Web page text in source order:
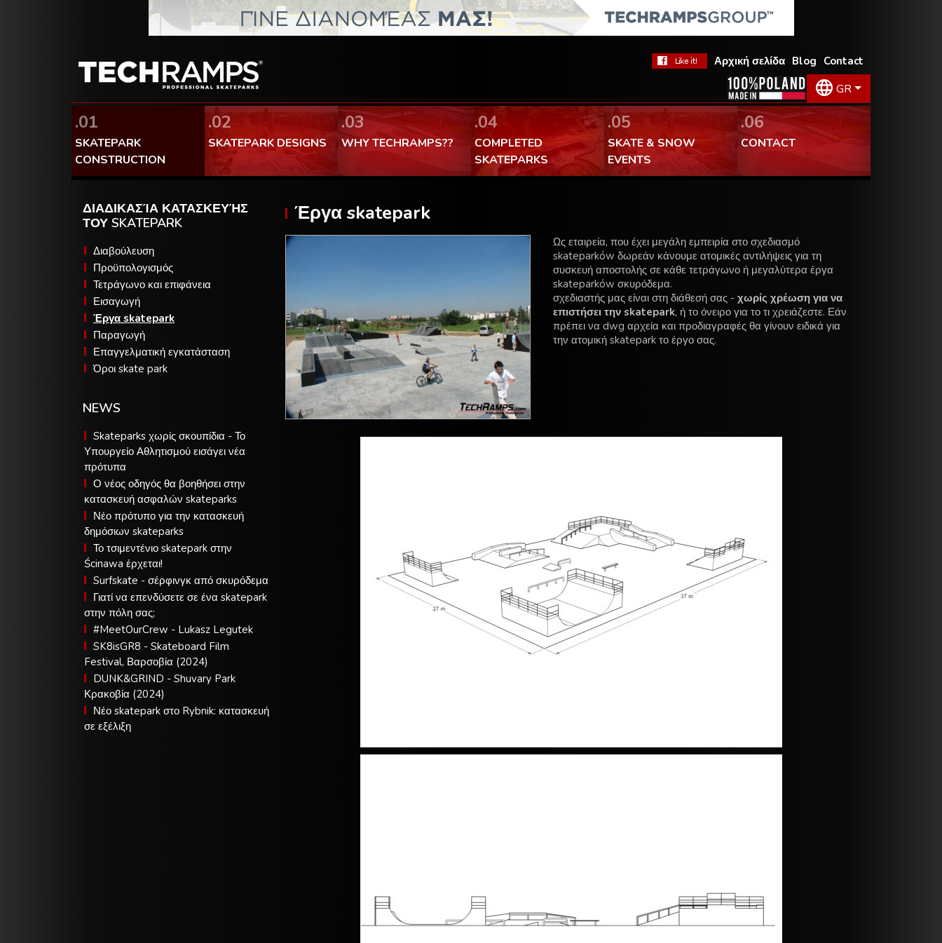
Contact
Blog
Αρχική σελίδα
GR
.01
SKATEPARK
CONSTRUCTION
.02
SKATEPARK DESIGNS
.03
WHY TECHRAMPS??
.04
COMPLETED
SKATEPARKS
.05
SKATE & SNOW
EVENTS
.06
CONTACT
ΔΙΑΔΙΚΑΣΊΑ ΚΑΤΑΣΚΕΥΉΣ
ΤΟΥ SKATEPARK
Διαβούλευση
Προϋπολογισμός
Τετράγωνο και επιφάνεια
Εισαγωγή
Έργα skatepark
Παραγωγή
Επαγγελματική εγκατάσταση
Όροι skate park
NEWS
Skateparks χωρίς σκουπίδια - Το
Υπουργείο Αθλητισμού εισάγει νέα
πρότυπα
Ο νέος οδηγός θα βοηθήσει στην
κατασκευή ασφαλών skateparks
Νέο πρότυπο για την κατασκευή
δημόσιων skateparks
Το τσιμεντένιο skatepark στην
Ścinawa έρχεται!
Surfskate - σέρφινγκ από σκυρόδεμα
Γιατί να επενδύσετε σε ένα skatepark
στην πόλη σας;
#MeetOurCrew - Lukasz Legutek
SK8isGR8 - Skateboard Film
Festival, Βαρσοβία (2024)
DUNK&GRIND - Shuvary Park
Κρακοβία (2024)
Νέο skatepark στο Rybnik: κατασκευή
σε εξέλιξη
Έργα skatepark
Ως εταιρεία, που έχει μεγάλη εμπειρία στο σχεδιασμό
skateparków δωρεάν κάνουμε ατομικές αντιλήψεις για τη
συσκευή αποστολής σε κάθε τετράγωνο ή μεγαλύτερα έργα
skateparków σκυρόδεμα.
σχεδιαστής μας είναι στη διάθεσή σας - χωρίς χρέωση για να
επιστήσει την skatepark, ή το όνειρο για το τι χρειάζεστε. Εάν
πρέπει να dwg αρχεία και προδιαγραφές θα γίνουν ειδικά για
την ατομική skatepark το έργο σας.